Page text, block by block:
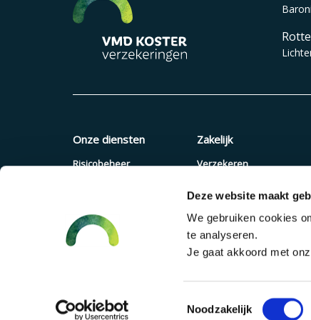
Deze website maakt
We gebruiken cookies
te analyseren.
Je gaat akkoord met
Toestemmingsselectie
Noodzakelijk
Onze diensten
Risicobeheer
Financieel advies
Zakelijk
Verzekeren
Offerte aanvragen
Pensioenregeling
Verzuimaanpak
©2026 VMD Koster Design & DevelopmentAccent